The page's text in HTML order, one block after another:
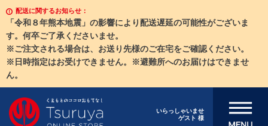
配送に関するお知らせ：
「令和８年熊本地震」の影響により配送遅延の可能性がございま
す。何卒ご了承くださいませ。
※ご注文される場合は、お送り先様のご在宅をご確認ください。
※日時指定はお受けできません。※避難所へのお届けはできませ
ん。
いらっしゃいませ
ゲスト 様
メニューを開